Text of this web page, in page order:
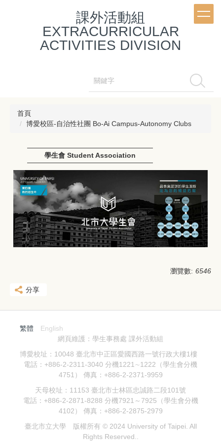
課外活動組
EXTRACURRICULAR
ACTIVITIES DIVISION
搜尋
首頁
博愛校區-自治性社團 Bo-Ai Campus-Autonomy Clubs
學生會 Student Association
瀏覽數: 6546
分享
繁體
English
網頁維護：學生事務處 課外活動組
博愛校址：10048 臺北市中正區愛國西路一號行政大樓1樓
電話：+886-2-2311-3040 分機1221∼1222（學生會分機
4751） 傳真：+886-2-2371-9959
天母校址：11153 臺北市士林區忠誠路二段101號
電話：+886-2-2871-8288 分機7921～7925（學生會分機
4102） 傳真：+886-2-2875-2979
臺北市立大學 版權所有 © 2024 University of Taipei. All
Rights Reserved..